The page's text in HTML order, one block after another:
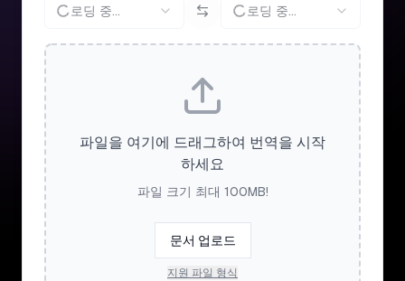
로딩 중... 로딩 중...
파일을 여기에 드래그하여 번역을 시작
하세요
파일 크기 최대 100MB!
문서 업로드
지원 파일 형식